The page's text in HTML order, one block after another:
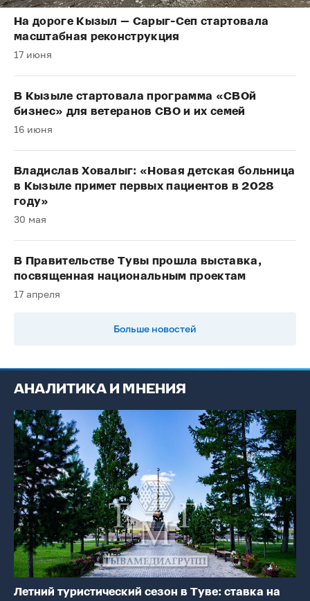
На дороге Кызыл — Сарыг-Сеп стартовала
масштабная реконструкция
17 июня
В Кызыле стартовала программа «СВОй
бизнес» для ветеранов СВО и их семей
16 июня
Владислав Ховалыг: «Новая детская больница
в Кызыле примет первых пациентов в 2028
году»
30 мая
В Правительстве Тувы прошла выставка,
посвященная национальным проектам
17 апреля
Больше новостей
АНАЛИТИКА И МНЕНИЯ
Летний туристический сезон в Туве: ставка на